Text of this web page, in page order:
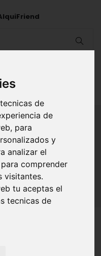
de
de
para
y
analizar el
comprender
visitantes.
tu aceptas el
tecnicas de
Sara Trujillo Pons